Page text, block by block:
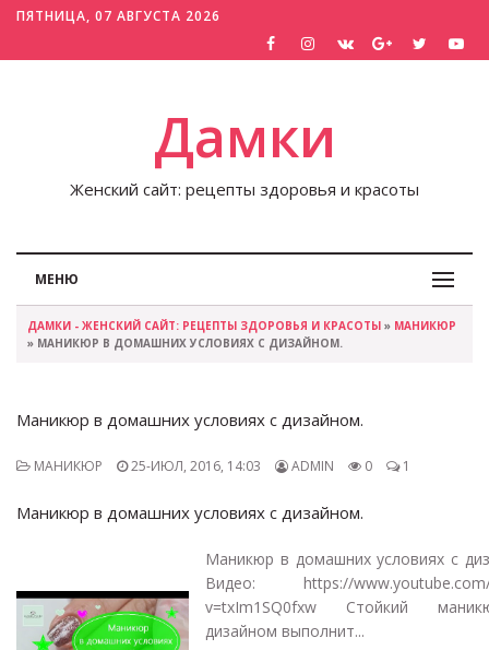
ПЯТНИЦА, 07 АВГУСТА 2026
Дамки
Женский сайт: рецепты здоровья и красоты
МЕНЮ
ДАМКИ - ЖЕНСКИЙ САЙТ: РЕЦЕПТЫ ЗДОРОВЬЯ И КРАСОТЫ » МАНИКЮР
» МАНИКЮР В ДОМАШНИХ УСЛОВИЯХ С ДИЗАЙНОМ.
Маникюр в домашних условиях с дизайном.
МАНИКЮР 25-ИЮЛ, 2016, 14:03 ADMIN 0 1
Маникюр в домашних условиях с дизайном.
Маникюр в домашних условиях с
Видео: https://www.youtube.com/
v=txIm1SQ0fxw Стойкий
дизайном выполнит...